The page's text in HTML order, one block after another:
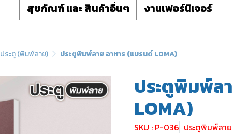
สุขภัณฑ์ และ สินค้าอื่นๆ
งานเฟอร์นิเจอร์
ประตู (พิมพ์ลาย) ประตูพิมพ์ลาย อาหาร (แบรนด์ LOMA)
ประตูพิมพ์ล
LOMA)
SKU : P-036 ประตูพิมพ์ลา